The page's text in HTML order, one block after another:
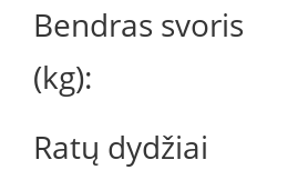
Bendras svoris
(kg):
Ratų dydžiai